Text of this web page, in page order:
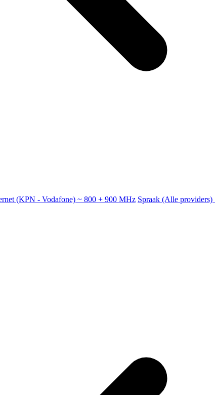
(KPN - Vodafone) ~ 800 + 900 MHz Spraak (Alle providers)